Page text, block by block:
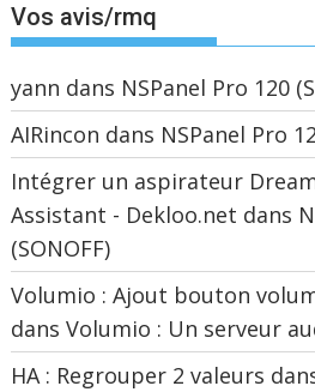
Vos avis/rmq
yann dans NSPanel Pro 120
AIRincon dans NSPanel Pro
Intégrer un aspirateur
Assistant - Dekloo.net dans
(SONOFF)
Volumio : Ajout bouton
dansVolumio : Un serveur
HA : Regrouper 2 valeurs